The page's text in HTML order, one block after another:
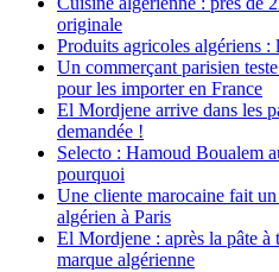
originale
Produits agricoles algériens :
Un commerçant parisien
pour les importer en France
El Mordjene arrive dans les
demandée !
Selecto : Hamoud Boualem
pourquoi
Une cliente marocaine fait
algérien à Paris
El Mordjene : après la pâte
marque algérienne